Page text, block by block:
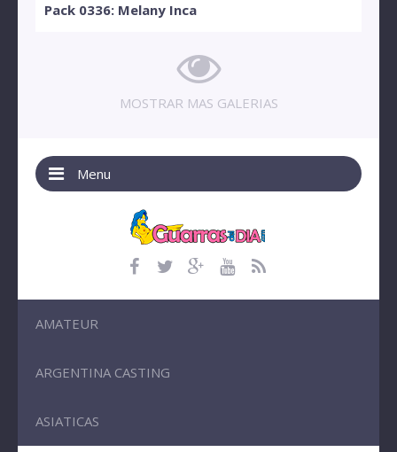
Pack 0336: Melany Inca
MOSTRAR MAS GALERIAS
Menu
AMATEUR
ARGENTINA CASTING
ASIATICAS